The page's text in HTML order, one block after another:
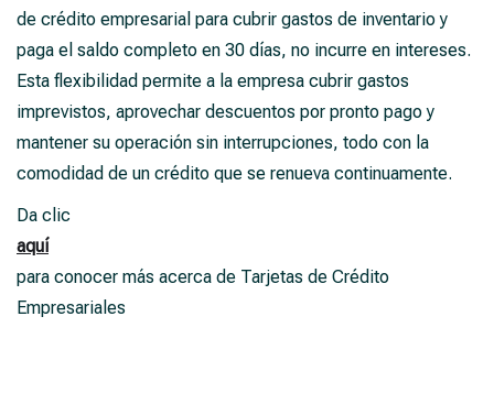
de crédito empresarial para cubrir gastos de inventario y
paga el saldo completo en 30 días, no incurre en intereses.
Esta flexibilidad permite a la empresa cubrir gastos
imprevistos, aprovechar descuentos por pronto pago y
mantener su operación sin interrupciones, todo con la
comodidad de un crédito que se renueva continuamente.
Da clic
aquí
para conocer más acerca de Tarjetas de Crédito
Empresariales